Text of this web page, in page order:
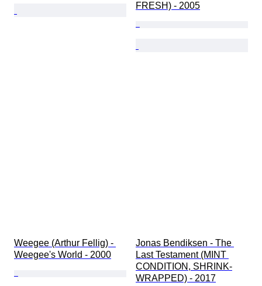
FRESH) - 2005
Weegee (Arthur Fellig) -
Weegee's World - 2000
Jonas Bendiksen - The
Last Testament (MINT
CONDITION, SHRINK-
WRAPPED) - 2017